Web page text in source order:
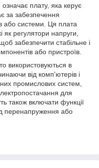
плату, яка керує
за забезпечення
або системи. Ця плата
як регулятори напруги,
забезпечити стабільне і
або пристроїв.
використовуються в
від комп'ютерів і
промислових систем,
для
також включати функції
перенапруження або